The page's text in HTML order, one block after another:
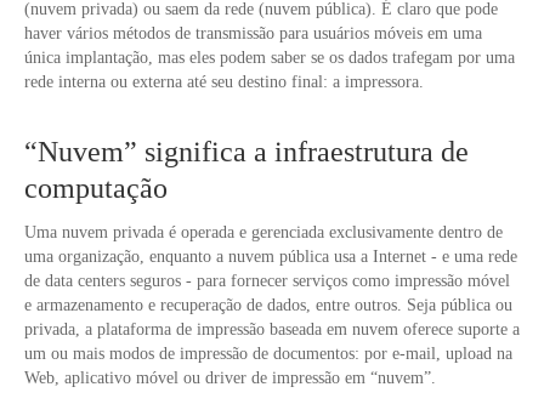
(nuvem privada) ou saem da rede (nuvem pública). É claro que pode
haver vários métodos de transmissão para usuários móveis em uma
única implantação, mas eles podem saber se os dados trafegam por uma
rede interna ou externa até seu destino final: a impressora.
“Nuvem” significa a infraestrutura de
computação
Uma nuvem privada é operada e gerenciada exclusivamente dentro de
uma organização, enquanto a nuvem pública usa a Internet - e uma rede
de data centers seguros - para fornecer serviços como impressão móvel
e armazenamento e recuperação de dados, entre outros. Seja pública ou
privada, a plataforma de impressão baseada em nuvem oferece suporte a
um ou mais modos de impressão de documentos: por e-mail, upload na
Web, aplicativo móvel ou driver de impressão em “nuvem”.